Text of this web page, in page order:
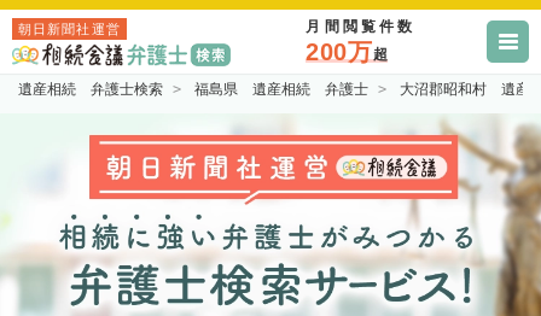
朝日新聞社運営 月間閲覧件数
200万超
遺産相続 弁護士検索 福島県 遺産相続 弁護士 大沼郡昭和村 遺産